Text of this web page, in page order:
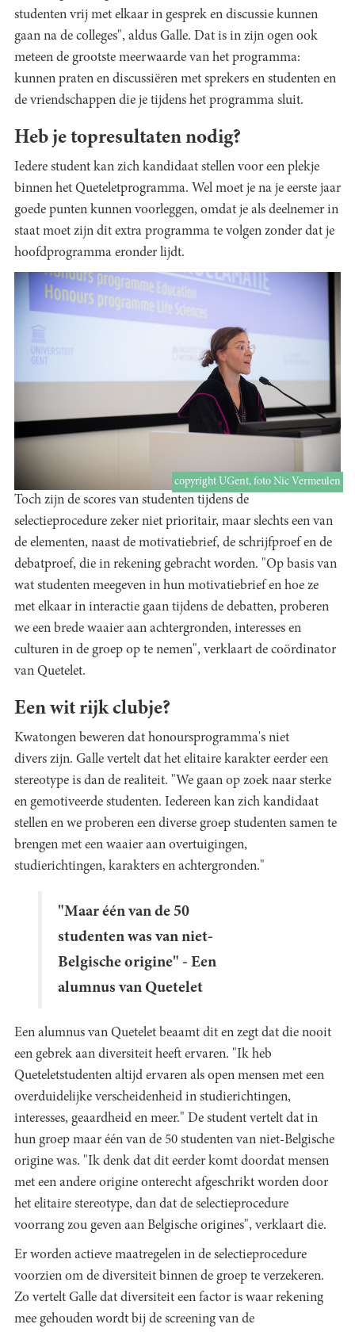
studenten vrij met elkaar in gesprek en discussie kunnen
gaan na de colleges", aldus Galle. Dat is in zijn ogen ook
meteen de grootste meerwaarde van het programma:
kunnen praten en discussiëren met sprekers en studenten en
de vriendschappen die je tijdens het programma sluit.
Heb je topresultaten nodig?
Iedere student kan zich kandidaat stellen voor een plekje
binnen het Queteletprogramma. Wel moet je na je eerste jaar
goede punten kunnen voorleggen, omdat je als deelnemer in
staat moet zijn dit extra programma te volgen zonder dat je
hoofdprogramma eronder lijdt.
copyright UGent, foto Nic Vermeulen
Toch zijn de scores van studenten tijdens de
selectieprocedure zeker niet prioritair, maar slechts een van
de elementen, naast de motivatiebrief, de schrijfproef en de
debatproef, die in rekening gebracht worden. "Op basis van
wat studenten meegeven in hun motivatiebrief en hoe ze
met elkaar in interactie gaan tijdens de debatten, proberen
we een brede waaier aan achtergronden, interesses en
culturen in de groep op te nemen", verklaart de coördinator
van Quetelet.
Een wit rijk clubje?
Kwatongen beweren dat honoursprogramma's niet
divers zijn. Galle vertelt dat het elitaire karakter eerder een
stereotype is dan de realiteit. "We gaan op zoek naar sterke
en gemotiveerde studenten. Iedereen kan zich kandidaat
stellen en we proberen een diverse groep studenten samen te
brengen met een waaier aan overtuigingen,
studierichtingen, karakters en achtergronden."
"Maar één van de 50
studenten was van niet-
Belgische origine" - Een
alumnus van Quetelet
Een alumnus van Quetelet beaamt dit en zegt dat die nooit
een gebrek aan diversiteit heeft ervaren. "Ik heb
Queteletstudenten altijd ervaren als open mensen met een
overduidelijke verscheidenheid in studierichtingen,
interesses, geaardheid en meer." De student vertelt dat in
hun groep maar één van de 50 studenten van niet-Belgische
origine was. "Ik denk dat dit eerder komt doordat mensen
met een andere origine onterecht afgeschrikt worden door
het elitaire stereotype, dan dat de selectieprocedure
voorrang zou geven aan Belgische origines", verklaart die.
Er worden actieve maatregelen in de selectieprocedure
voorzien om de diversiteit binnen de groep te verzekeren.
Zo vertelt Galle dat diversiteit een factor is waar rekening
mee gehouden wordt bij de screening van de